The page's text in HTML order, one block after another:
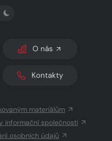
PŘEPNOUT SVĚTLÝ/TMAVÝ REŽIM
O nás
Kontakty
materiálům
informační společnosti
osobních údajů